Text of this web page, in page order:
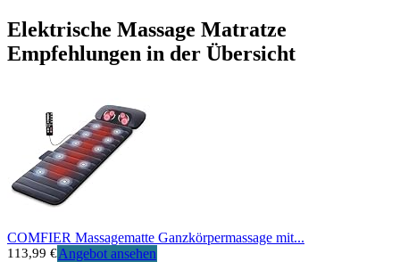
Elektrische Massage Matratze
Empfehlungen in der Übersicht
COMFIER Massagematte Ganzkörpermassage mit...
113,99 €Angebot ansehen